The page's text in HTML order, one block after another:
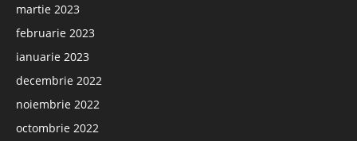
martie 2023
februarie 2023
ianuarie 2023
decembrie 2022
noiembrie 2022
octombrie 2022